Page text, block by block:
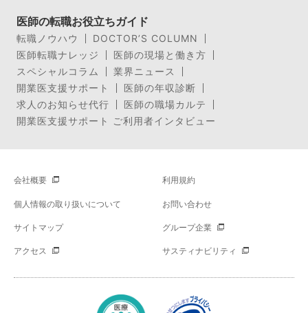
医師の転職お役立ちガイド
転職ノウハウ
DOCTOR’S COLUMN
医師転職ナレッジ
医師の現場と働き方
スペシャルコラム
業界ニュース
開業医支援サポート
医師の年収診断
求人のお知らせ代行
医師の職場カルテ
開業医支援サポート ご利用者インタビュー
会社概要 利用規約
個人情報の取り扱いについて お問い合わせ
サイトマップ グループ企業
アクセス サスティナビリティ